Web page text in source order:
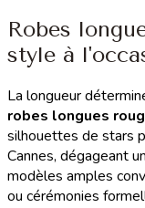
Robes
style à
La longueur
robes longues
silhouettes de stars
Cannes, dégageant
modèles amples
ou cérémonies